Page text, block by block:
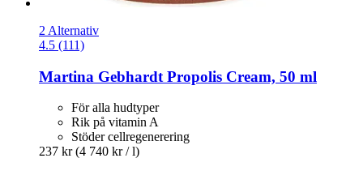
2 Alternativ
4.5 (111)
Martina Gebhardt Propolis Cream, 50 ml
För alla hudtyper
Rik på vitamin A
Stöder cellregenerering
237 kr (4 740 kr / l)